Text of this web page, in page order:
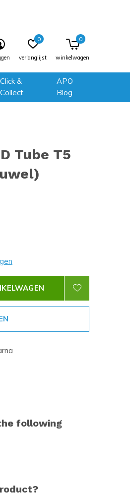
Click &
Collect
APO
Blog
verlanglijst
0
winkelwagen
0
Tube T5
following